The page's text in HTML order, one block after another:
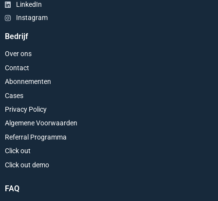
LinkedIn
Instagram
Bedrijf
Over ons
Contact
Abonnementen
Cases
Privacy Policy
Algemene Voorwaarden
Referral Programma
Click out
Click out demo
FAQ